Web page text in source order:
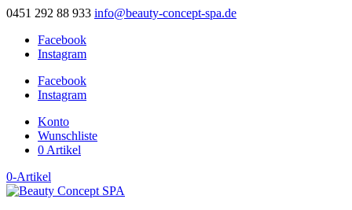
0451 292 88 933 info@beauty-concept-spa.de
Facebook
Instagram
Facebook
Instagram
Konto
Wunschliste
0 Artikel
0-Artikel